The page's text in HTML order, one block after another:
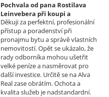
problému. Vaše společnost i Vy v
nás získáváte opravdu spokojené
klienty, kteří budou vaše služby
vždy doporučovat každému, kdo
je potřebuje. Věřím, že se na Vás
budeme moci obrátit i v případě
prodeje, který plánujeme v
budoucnu uskutečnit. Se
srdečným pozdravem a přáním
mnoho zdraví i úspěchů Vám
přejí manželé Kovandovi
Pochvala od pana Rostilava
Leinvebera při koupi a
následném pronájmu
investiční nemovitosti
Realizoval makléř: David
Vašíček
Děkuji za perfektní, profesionální
přístup a poradenství při
pronajmu bytu a správě vlastních
nemovitostí. Opět se ukázalo, že
rady odborníka mohou ušetřit
velké peníze a nasměrovat pro
další investice. Určitě se na Alva
Real zase obrátím. Ochota a
kvalita služeb je nadstandardní.